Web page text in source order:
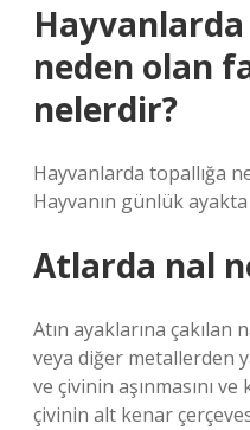
neden olan
nelerdir?
Hayvanlarda topallığa
Hayvanın günlük
Atlarda nal
Atın ayaklarına çakılan
veya diğer metallerden
ve çivinin aşınmasını ve
çivinin alt kenar